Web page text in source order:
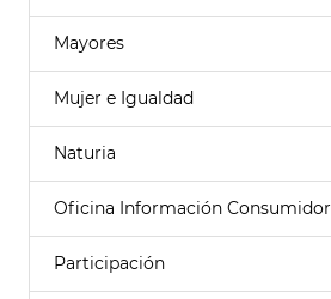
Mayores
Mujer e Igualdad
Naturia
Oficina Información Consumidor
Participación